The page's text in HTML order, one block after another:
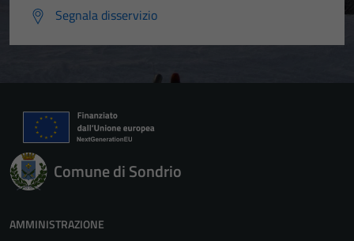
Segnala disservizio
Comune di Sondrio
AMMINISTRAZIONE